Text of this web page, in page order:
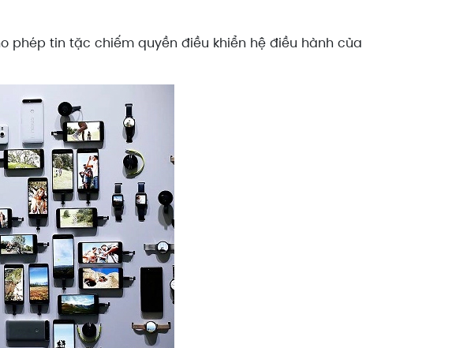
phép tin tặc chiếm quyền điều khiển hệ điều hành của